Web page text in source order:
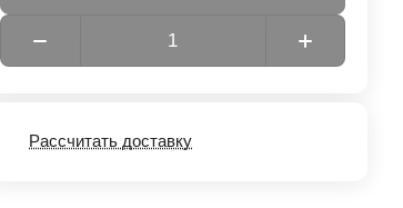
Рассчитать доставку